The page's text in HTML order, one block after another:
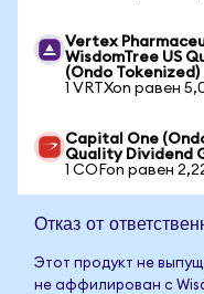
Vertex
WisdomTree US
(Ondo Tokenized)
1 VRTXon равен
Capital One
Quality Dividend
1 COFon равен
Отказ от
Этот продукт не
не аффилирован с